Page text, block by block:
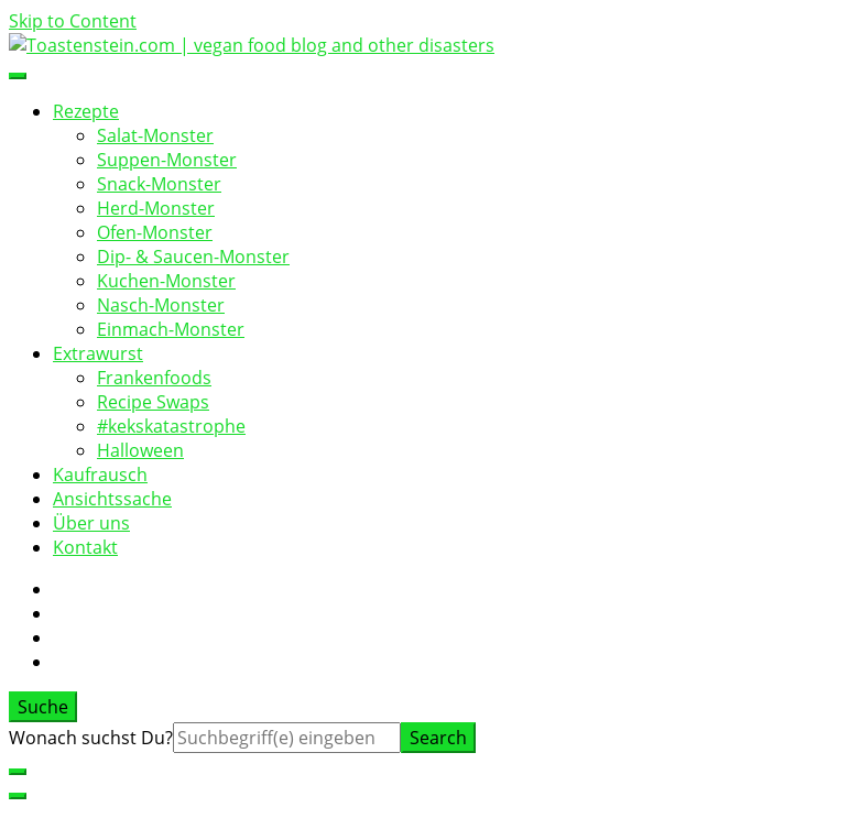
Skip to Content
Toastenstein.com
vegan food blog
Rezepte
Salat-Monster
Suppen-Monster
Snack-Monster
Herd-Monster
Ofen-Monster
Dip- & Saucen-Monster
Kuchen-Monster
Nasch-Monster
Einmach-Monster
Extrawurst
Frankenfoods
Recipe Swaps
#kekskatastrophe
Halloween
Kaufrausch
Ansichtssache
Über uns
Kontakt
Suche
Suche
Wonach suchst Du?